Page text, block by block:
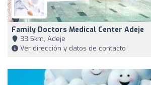
Family Doctors Medical Center Adeje
33,5km, Adeje
Ver dirección y datos de contacto